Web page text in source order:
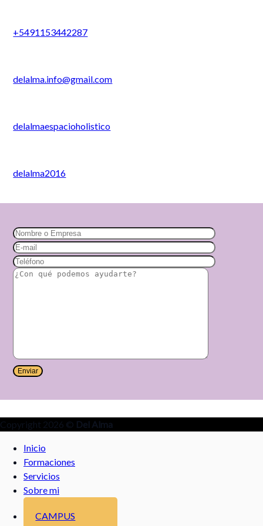
+5491153442287
delalma.info@gmail.com
delalmaespacioholistico
delalma2016
Copyright 2026 © Del Alma
Inicio
Formaciones
Servicios
Sobre mi
CAMPUS